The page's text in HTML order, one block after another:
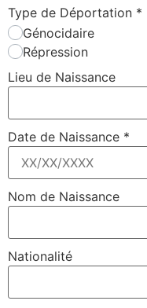
Type de Déportation *
Génocidaire
Répression
Lieu de Naissance
Date de Naissance *
Nom de Naissance
Nationalité